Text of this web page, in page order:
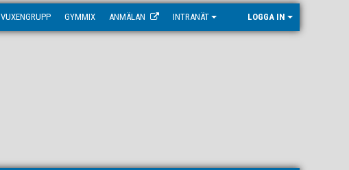
VUXENGRUPP GYMMIX ANMÄLAN INTRANÄT LOGGA IN